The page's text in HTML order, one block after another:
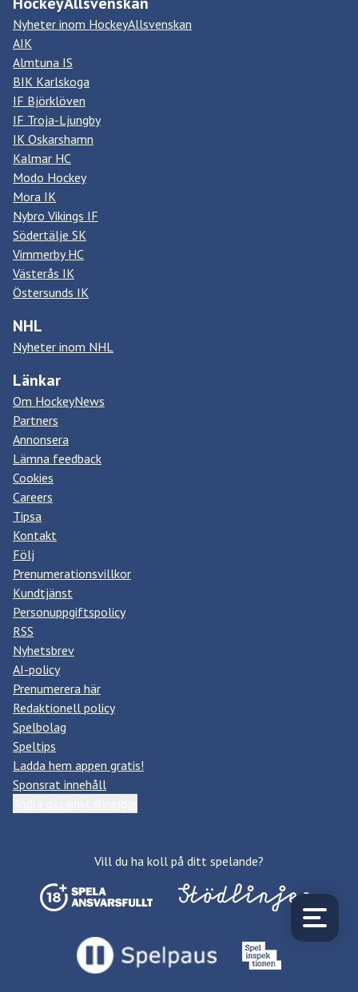
Nyheter inom HockeyAllsvenskan
AIK
Almtuna IS
BIK Karlskoga
IF Björklöven
IF Troja-Ljungby
IK Oskarshamn
Kalmar HC
Modo Hockey
Mora IK
Nybro Vikings IF
Södertälje SK
Vimmerby HC
Västerås IK
Östersunds IK
NHL
Nyheter inom NHL
Länkar
Om HockeyNews
Partners
Annonsera
Lämna feedback
Cookies
Careers
Tipsa
Kontakt
Följ
Prenumerationsvillkor
Kundtjänst
Personuppgiftspolicy
RSS
Nyhetsbrev
AI-policy
Prenumerera här
Redaktionell policy
Spelbolag
Speltips
Ladda hem appen gratis!
Sponsrat innehåll
Vill du ha koll på ditt spelande?